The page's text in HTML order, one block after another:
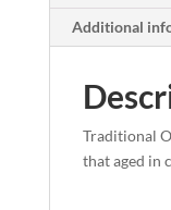
Additional
Traditional
that aged in